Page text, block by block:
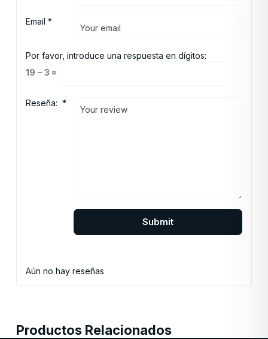
Reseña: *
Email *
Por favor, introduce una respuesta en dígitos:
19 − 3 =
Aún no hay reseñas
Productos Relacionados